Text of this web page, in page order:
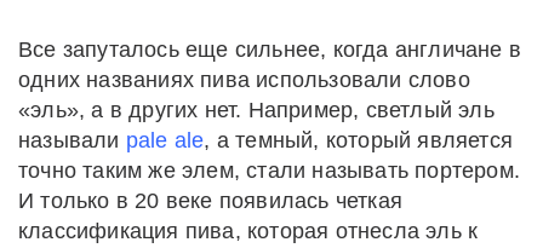
Все запуталось еще сильнее, когда англичане в
одних названиях пива использовали слово
«эль», а в других нет. Например, светлый эль
называли pale ale, а темный, который является
точно таким же элем, стали называть портером.
И только в 20 веке появилась четкая
классификация пива, которая отнесла эль к